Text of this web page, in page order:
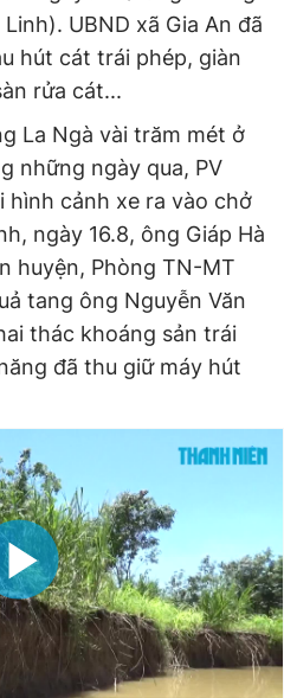
UBND xã Gia An đã
hút cát trái phép, giàn
rửa cát...
La Ngà vài trăm mét ở
những ngày qua, PV
hình cảnh xe ra vào chở
ngày 16.8, ông Giáp Hà
huyện, Phòng TN-MT
tang ông Nguyễn Văn
thác khoáng sản trái
đã thu giữ máy hút